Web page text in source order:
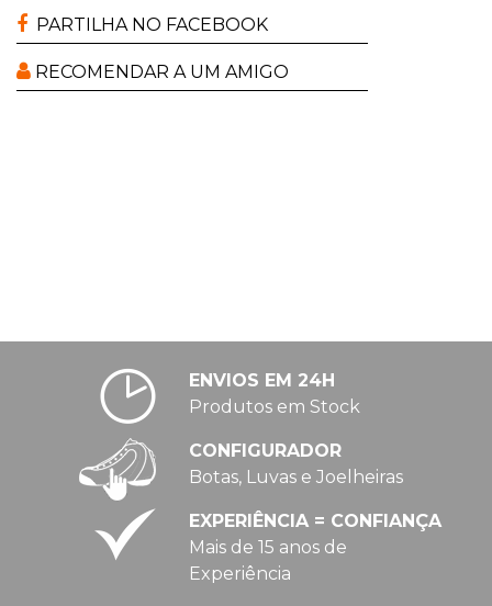
PARTILHA NO FACEBOOK
RECOMENDAR A UM AMIGO
ENVIOS EM 24H
Produtos em Stock
CONFIGURADOR
Botas, Luvas e Joelheiras
EXPERIÊNCIA = CONFIANÇA
Mais de 15 anos de
Experiência